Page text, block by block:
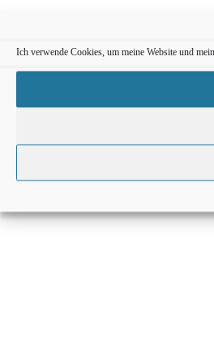
Ich verwende Cookies, um meine Website und